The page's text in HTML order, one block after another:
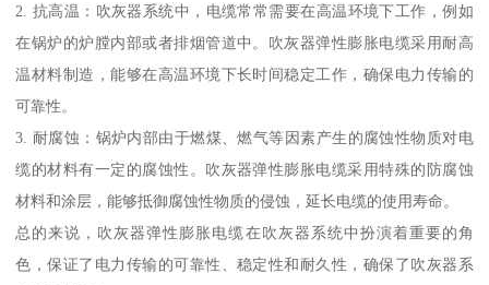
2. 抗高温：吹灰器系统中，电缆常常需要在高温环境下工作，例如
在锅炉的炉膛内部或者排烟管道中。吹灰器弹性膨胀电缆采用耐高
温材料制造，能够在高温环境下长时间稳定工作，确保电力传输的
可靠性。
3. 耐腐蚀：锅炉内部由于燃煤、燃气等因素产生的腐蚀性物质对电
缆的材料有一定的腐蚀性。吹灰器弹性膨胀电缆采用特殊的防腐蚀
材料和涂层，能够抵御腐蚀性物质的侵蚀，延长电缆的使用寿命。
总的来说，吹灰器弹性膨胀电缆在吹灰器系统中扮演着重要的角
色，保证了电力传输的可靠性、稳定性和耐久性，确保了吹灰器系